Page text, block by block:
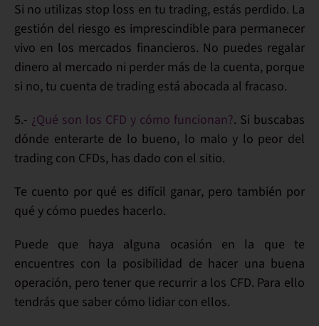
Si no utilizas stop loss en tu trading, estás perdido. La
gestión del riesgo es imprescindible para permanecer
vivo en los mercados financieros. No puedes regalar
dinero al mercado ni perder más de la cuenta, porque
si no, tu cuenta de trading está abocada al fracaso.
5.- ¿Qué son los CFD y cómo funcionan?. Si buscabas
dónde enterarte de lo bueno, lo malo y lo peor del
trading con CFDs, has dado con el sitio.
Te cuento por qué es difícil ganar, pero también por
qué y cómo puedes hacerlo.
Puede que haya alguna ocasión en la que te
encuentres con la posibilidad de hacer una buena
operación, pero tener que recurrir a los CFD. Para ello
tendrás que saber cómo lidiar con ellos.